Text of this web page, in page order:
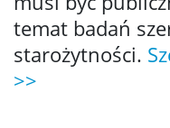
temat badań
starożytności.
>>